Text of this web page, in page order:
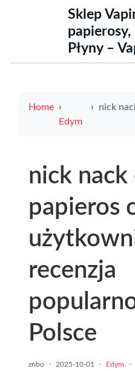
Sklep
Płyny –
Home
Edym
nick nack e
nick nack
papieros
recenzja
Polsce
znbo · 2025-10-01 · Edym ·